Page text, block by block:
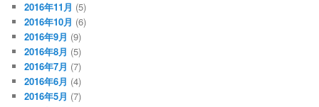
2016年11月 (5)
2016年10月 (6)
2016年9月 (9)
2016年8月 (5)
2016年7月 (7)
2016年6月 (4)
2016年5月 (7)